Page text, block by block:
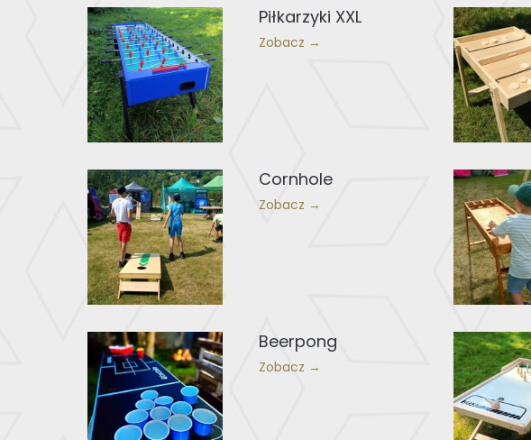
Piłkarzyki XXL
Zobacz →
Cornhole
Zobacz →
Beerpong
Zobacz →